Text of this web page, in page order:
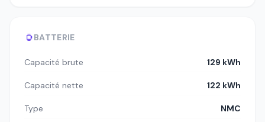
BATTERIE
Capacité brute 129 kWh
Capacité nette 122 kWh
Type NMC